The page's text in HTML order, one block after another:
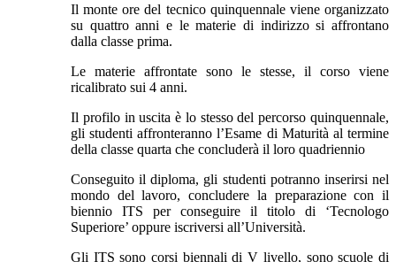
Il monte ore del tecnico quinquennale viene organizzato
su quattro anni e le materie di indirizzo si affrontano
dalla classe prima.
Le materie affrontate sono le stesse, il corso viene
ricalibrato sui 4 anni.
Il profilo in uscita è lo stesso del percorso quinquennale,
gli studenti affronteranno l’Esame di Maturità al termine
della classe quarta che concluderà il loro quadriennio
Conseguito il diploma, gli studenti potranno inserirsi nel
mondo del lavoro, concludere la preparazione con il
biennio ITS per conseguire il titolo di ‘Tecnologo
Superiore’ oppure iscriversi all’Università.
Gli ITS sono corsi biennali di V livello, sono scuole di